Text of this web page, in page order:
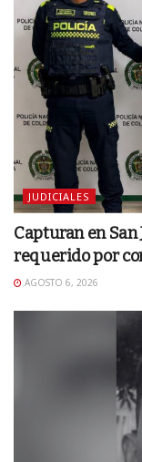
JUDICIALES
Capturan en San
requerido por
AGOSTO 6, 2026